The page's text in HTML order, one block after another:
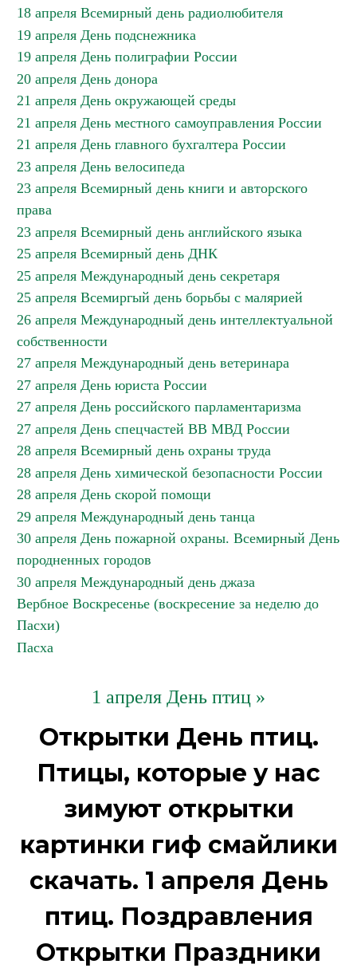
18 апреля Всемирный день радиолюбителя
19 апреля День подснежника
19 апреля День полиграфии России
20 апреля День донора
21 апреля День окружающей среды
21 апреля День местного самоуправления России
21 апреля День главного бухгалтера России
23 апреля День велосипеда
23 апреля Всемирный день книги и авторского
права
23 апреля Всемирный день английского языка
25 апреля Всемирный день ДНК
25 апреля Международный день секретаря
25 апреля Всемиргый день борьбы с малярией
26 апреля Международный день интеллектуальной
собственности
27 апреля Международный день ветеринара
27 апреля День юриста России
27 апреля День российского парламентаризма
27 апреля День спецчастей ВВ МВД России
28 апреля Всемирный день охраны труда
28 апреля День химической безопасности России
28 апреля День скорой помощи
29 апреля Международный день танца
30 апреля День пожарной охраны. Всемирный День
породненных городов
30 апреля Международный день джаза
Вербное Воскресенье (воскресение за неделю до
Пасхи)
Пасха
1 апреля День птиц »
Открытки День птиц.
Птицы, которые у нас
зимуют открытки
картинки гиф смайлики
скачать. 1 апреля День
птиц. Поздравления
Открытки Праздники